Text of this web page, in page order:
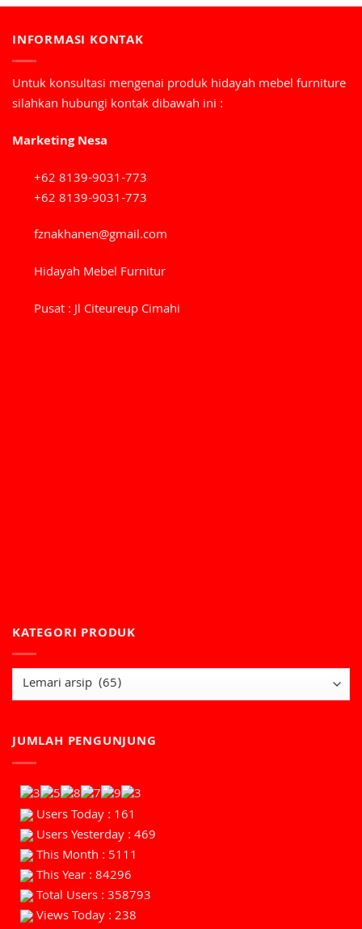
INFORMASI KONTAK
Untuk konsultasi mengenai produk hidayah mebel furniture
silahkan hubungi kontak dibawah ini :
Marketing Nesa
+62 8139-9031-773
+62 8139-9031-773
fznakhanen@gmail.com
Hidayah Mebel Furnitur
Pusat : Jl Citeureup Cimahi
KATEGORI PRODUK
JUMLAH PENGUNJUNG
Users Today : 161
Users Yesterday : 469
This Month : 5111
This Year : 84296
Total Users : 358793
Views Today : 238